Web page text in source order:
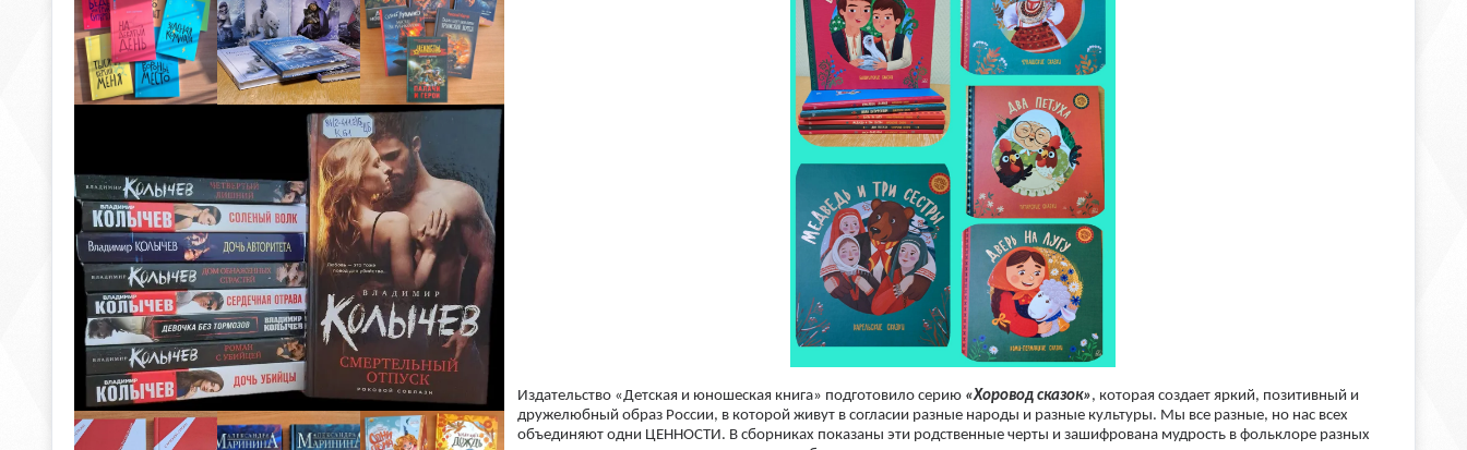
Издательство «Детская и юношеская книга» подготовило серию «Хоровод сказок», которая создает яркий, позитивный и
дружелюбный образ России, в которой живут в согласии разные народы и разные культуры. Мы все разные, но нас всех
объединяют одни ЦЕННОСТИ. В сборниках показаны эти родственные черты и зашифрована мудрость в фольклоре разных